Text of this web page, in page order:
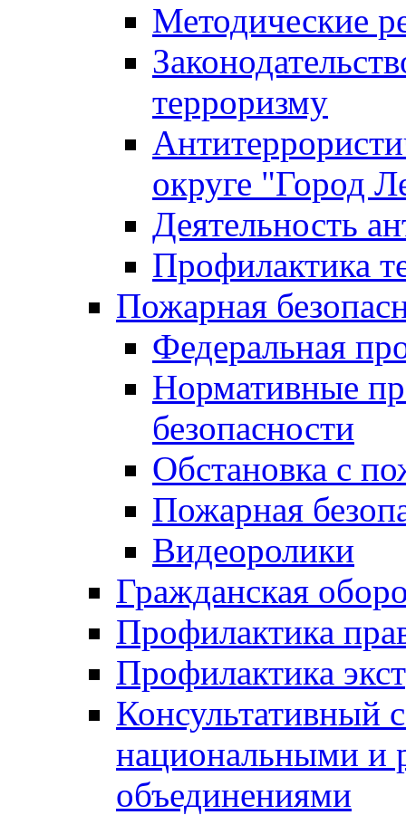
Методические
терроризму
округе "Город
Деятельность
Профилактика
Пожарная
Федеральная
Нормативные
безопасности
Обстановка с
Пожарная
Видеоролики
Гражданская
Профилактика
Профилактика
Консультативный
национальными и
объединениями